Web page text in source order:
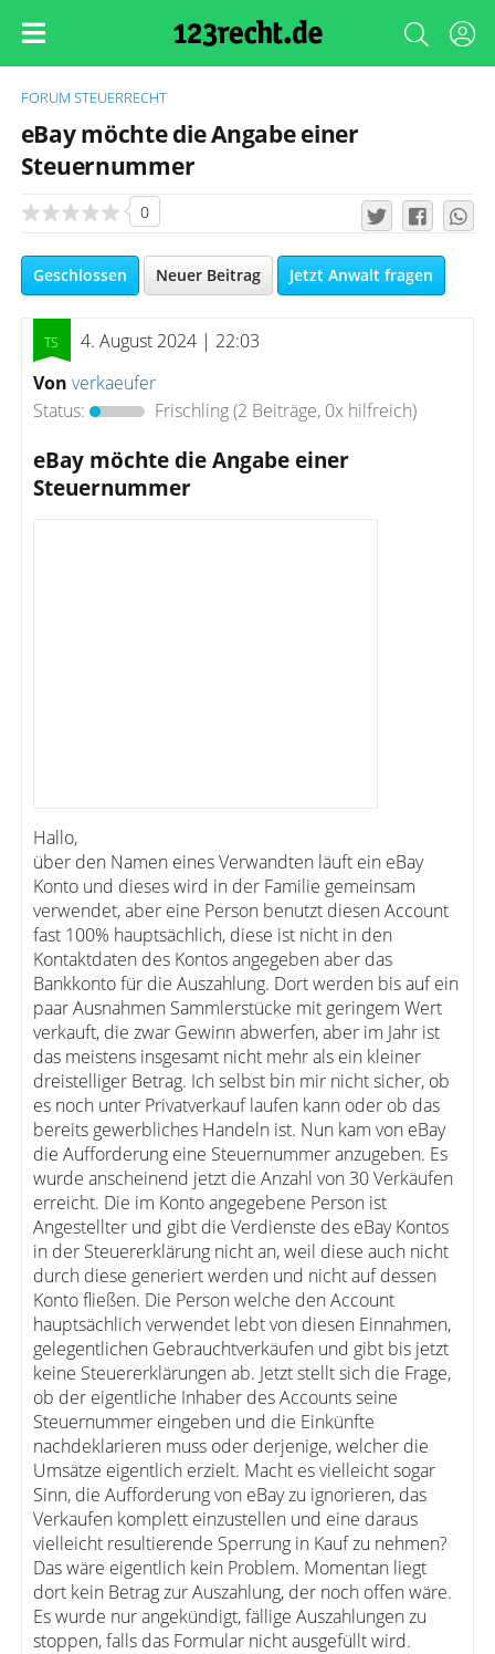
FORUM STEUERRECHT
eBay möchte die Angabe einer
Steuernummer
0
Geschlossen Neuer Beitrag Jetzt Anwalt fragen
4. August 2024 | 22:03
Von verkaeufer
Status:
Frischling(2 Beiträge, 0x hilfreich)
eBay möchte die Angabe einer
Steuernummer
Hallo,
über den Namen eines Verwandten läuft ein eBay
Konto und dieses wird in der Familie gemeinsam
verwendet, aber eine Person benutzt diesen Account
fast 100% hauptsächlich, diese ist nicht in den
Kontaktdaten des Kontos angegeben aber das
Bankkonto für die Auszahlung. Dort werden bis auf ein
paar Ausnahmen Sammlerstücke mit geringem Wert
verkauft, die zwar Gewinn abwerfen, aber im Jahr ist
das meistens insgesamt nicht mehr als ein kleiner
dreistelliger Betrag. Ich selbst bin mir nicht sicher, ob
es noch unter Privatverkauf laufen kann oder ob das
bereits gewerbliches Handeln ist. Nun kam von eBay
die Aufforderung eine Steuernummer anzugeben. Es
wurde anscheinend jetzt die Anzahl von 30 Verkäufen
erreicht. Die im Konto angegebene Person ist
Angestellter und gibt die Verdienste des eBay Kontos
in der Steuererklärung nicht an, weil diese auch nicht
durch diese generiert werden und nicht auf dessen
Konto fließen. Die Person welche den Account
hauptsächlich verwendet lebt von diesen Einnahmen,
gelegentlichen Gebrauchtverkäufen und gibt bis jetzt
keine Steuererklärungen ab. Jetzt stellt sich die Frage,
ob der eigentliche Inhaber des Accounts seine
Steuernummer eingeben und die Einkünfte
nachdeklarieren muss oder derjenige, welcher die
Umsätze eigentlich erzielt. Macht es vielleicht sogar
Sinn, die Aufforderung von eBay zu ignorieren, das
Verkaufen komplett einzustellen und eine daraus
vielleicht resultierende Sperrung in Kauf zu nehmen?
Das wäre eigentlich kein Problem. Momentan liegt
dort kein Betrag zur Auszahlung, der noch offen wäre.
Es wurde nur angekündigt, fällige Auszahlungen zu
stoppen, falls das Formular nicht ausgefüllt wird.